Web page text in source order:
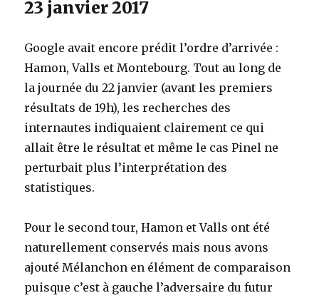
23 janvier 2017
Google avait encore prédit l’ordre d’arrivée :
Hamon, Valls et Montebourg. Tout au long de
la journée du 22 janvier (avant les premiers
résultats de 19h), les recherches des
internautes indiquaient clairement ce qui
allait être le résultat et même le cas Pinel ne
perturbait plus l’interprétation des
statistiques.
Pour le second tour, Hamon et Valls ont été
naturellement conservés mais nous avons
ajouté Mélanchon en élément de comparaison
puisque c’est à gauche l’adversaire du futur